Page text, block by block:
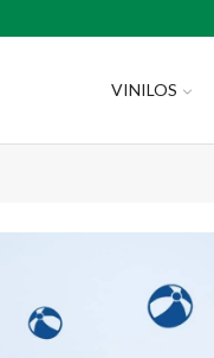
VINILOS